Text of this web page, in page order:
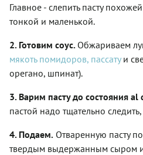
Главное - слепить пасту
тонкой и маленькой.
2. Готовим соус. Обжариваем
мякоть помидоров, пассатуи
орегано, шпинат).
3. Варим пасту до состояния al
пастой надо тщательно
4. Подаем. Отваренную пасту
твердым выдержанным сыром